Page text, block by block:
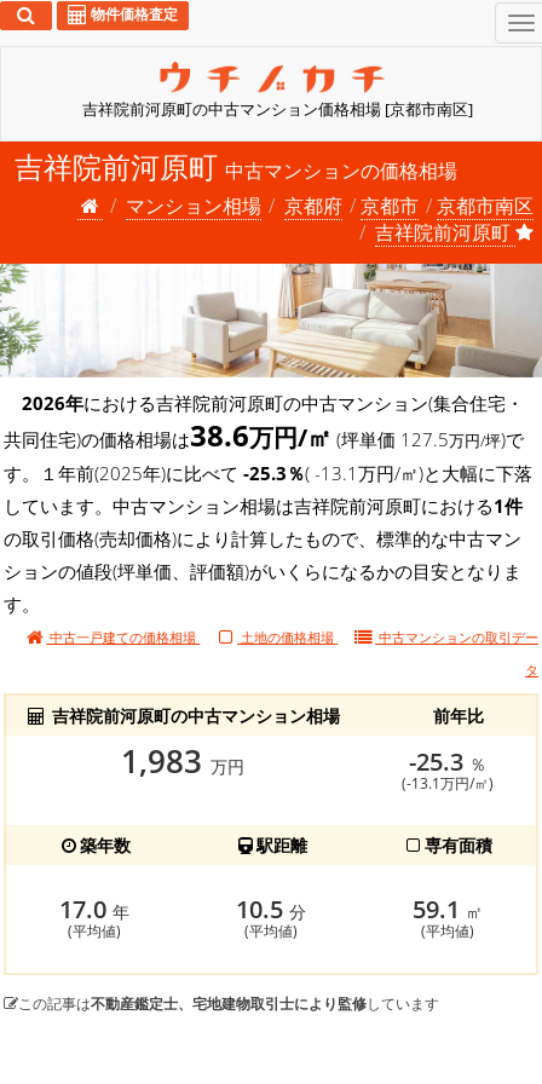
吉祥院前河原町の中古マンション価格相場 [京都市南区]
物件価格査定
吉祥院前河原町 中古マンションの価格相場
マンション相場
京都府 京都市
京都市南区
吉祥院前河原町
2026年における吉祥院前河原町の中古マンション(集合住宅・
共同住宅)の価格相場は38.6万円/㎡ (坪単価 127.5万円/坪)で
す。１年前(2025年)に比べて -25.3％( -13.1万円/㎡)と大幅に下落
しています。中古マンション相場は吉祥院前河原町における1件
の取引価格(売却価格)により計算したもので、標準的な中古マン
ションの値段(坪単価、評価額)がいくらになるかの目安となりま
す。
中古一戸建ての価格相場 土地の価格相場 中古マンションの取引デー
タ
吉祥院前河原町の中古マンション相場 前年比
1,983 万円 -25.3 ％
(-13.1万円/㎡)
築年数 駅距離 専有面積
17.0 年
(平均値)
10.5 分
(平均値)
59.1 ㎡
(平均値)
この記事は不動産鑑定士、宅地建物取引士により監修しています